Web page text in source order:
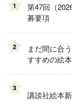
1
第47回（
募要項
2
まだ間に合
すすめの絵
3
講談社絵本